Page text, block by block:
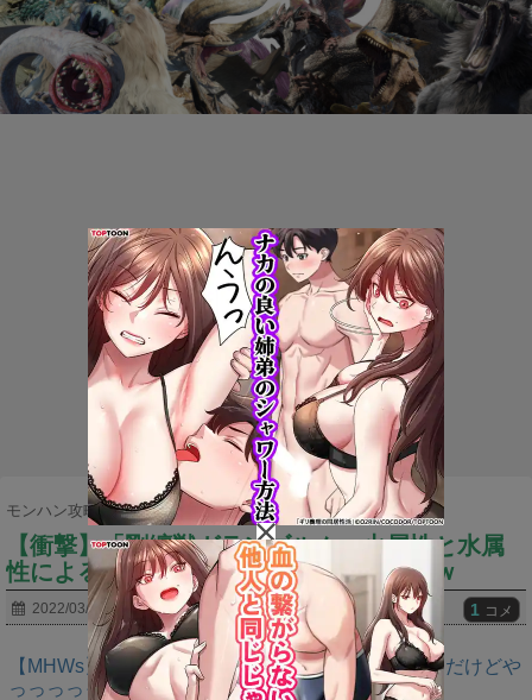
モンハン攻略まとめ隊 >モンスター >
【衝撃】「剛纏獣ガランゴルム」火属性と水属
性による猛攻らしいｗｗｗｗｗｗｗｗｗｗ
2022/03/16 1 コメ
【MHWs】ゴールドエディションの値段今知ったんだけどや
っっっっっっすwwwww